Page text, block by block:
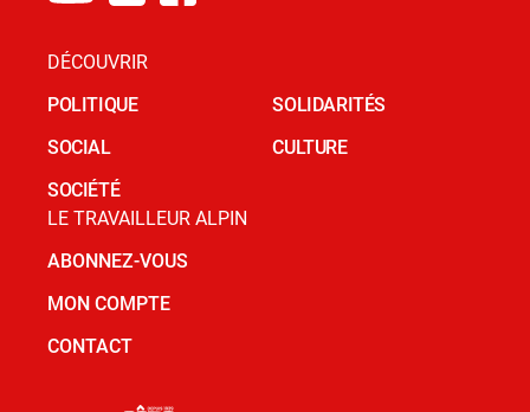
DÉCOUVRIR
POLITIQUE
SOCIAL
SOCIÉTÉ
SOLIDARITÉS
CULTURE
LE TRAVAILLEUR ALPIN
ABONNEZ-VOUS
MON COMPTE
CONTACT